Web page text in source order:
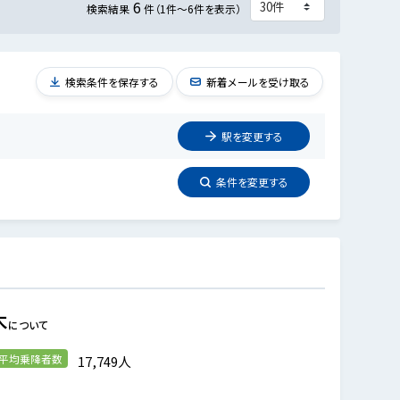
検索結果 6 件（1件～6件を表示）
駅を変更する
条件を変更する
検索条件を保存する 新着メールを受け取る
について
均乗降者数 17,749人